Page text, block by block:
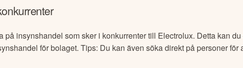
på insynshandel som sker i konkurrenter till Electrolux. Detta kan
för bolaget. Tips: Du kan även söka direkt på personer